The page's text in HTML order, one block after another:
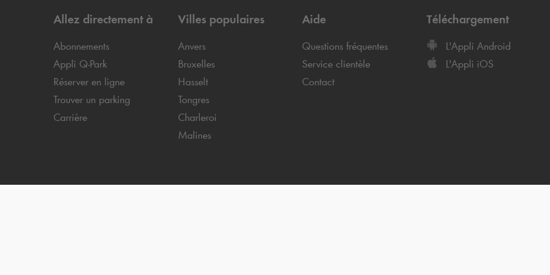
Allez directement à
Abonnements
Appli Q-Park
Réserver en ligne
Trouver un parking
Carrière
Villes populaires
Anvers
Bruxelles
Hasselt
Tongres
Charleroi
Malines
Aide
Questions fréquentes
Service clientèle
Contact
Téléchargement
L'Appli Android
L'Appli iOS